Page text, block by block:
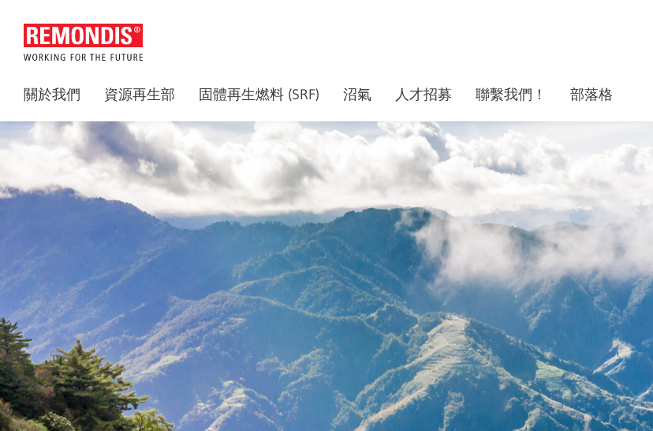
關於我們 資源再生部 固體再生燃料 (SRF) 沼氣 人才招募 聯繫我們！ 部落格